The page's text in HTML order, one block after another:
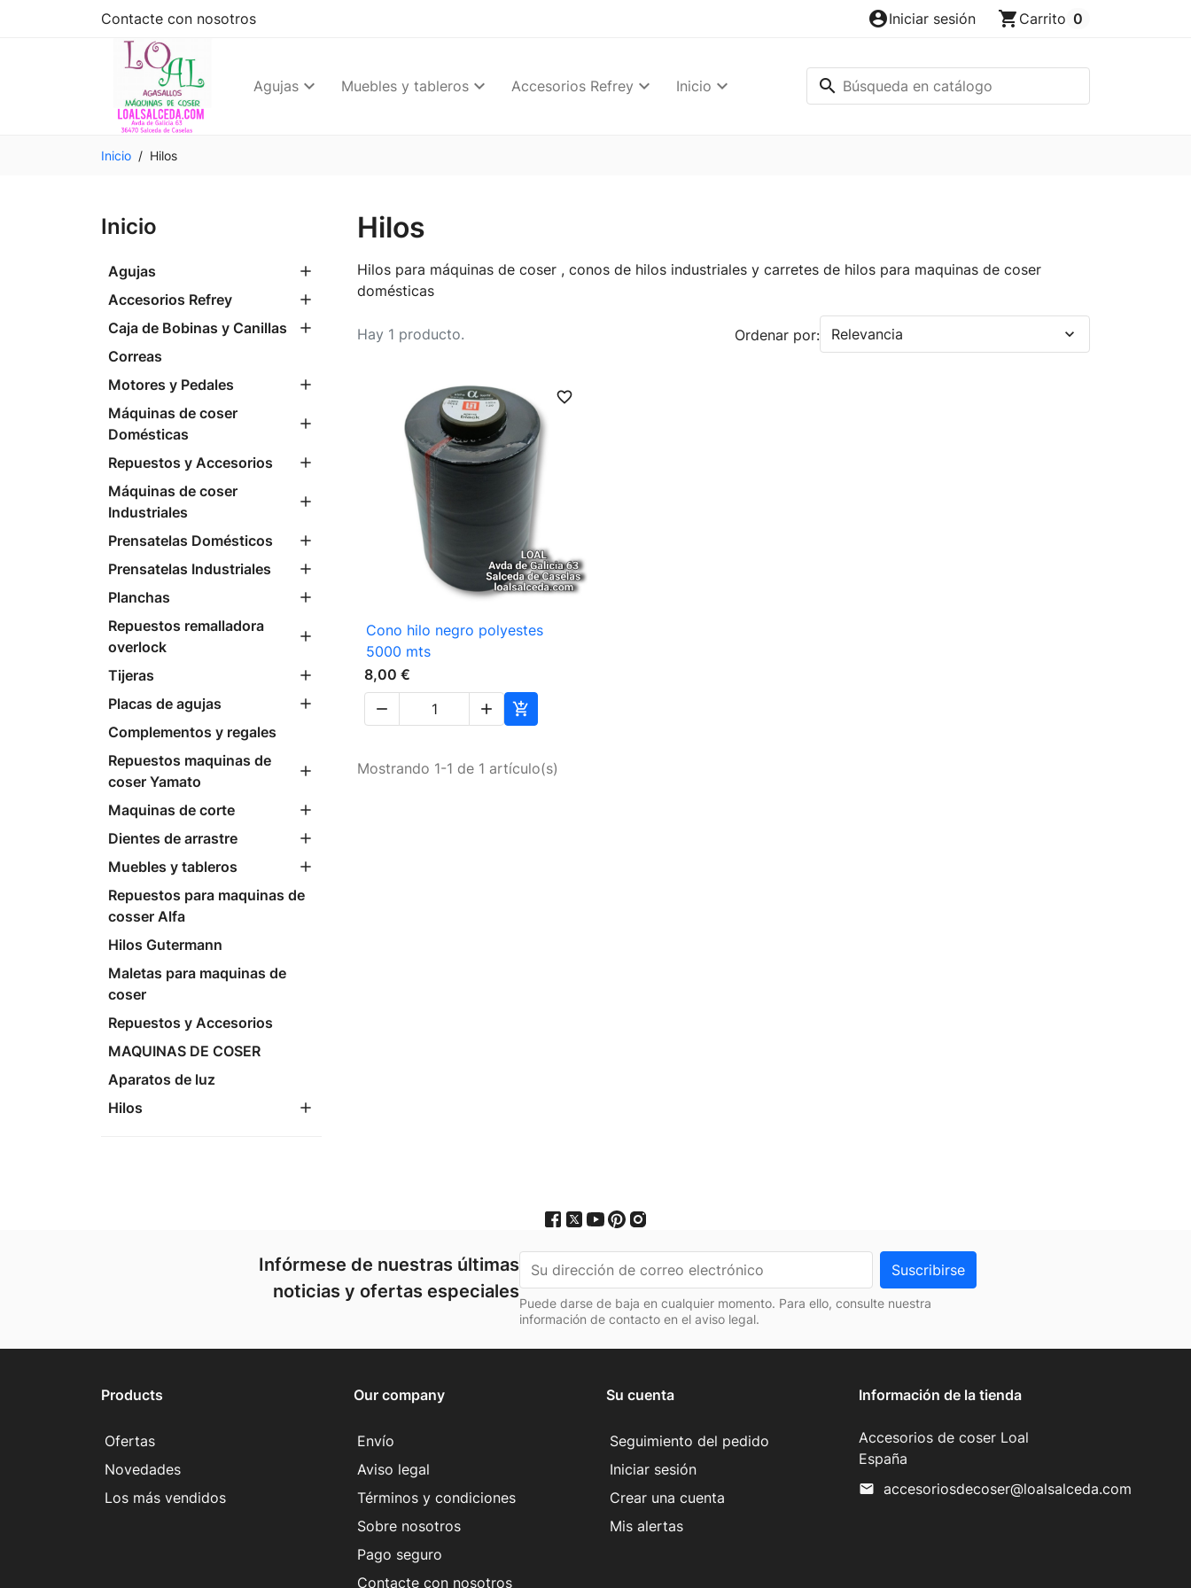
Contacte con nosotros account_circleIniciar sesión shopping_cart Carrito 0
Agujas Muebles y tableros Accesorios Refrey Inicio search
Inicio Hilos
Inicio
Agujas
Accesorios Refrey
Caja de Bobinas y Canillas
Correas
Motores y Pedales
Máquinas de coser
Domésticas
Repuestos y Accesorios
Máquinas de coser
Industriales
Prensatelas Domésticos
Prensatelas Industriales
Planchas
Repuestos remalladora
overlock
Tijeras
Placas de agujas
Complementos y regales
Repuestos maquinas de
coser Yamato
Maquinas de corte
Dientes de arrastre
Muebles y tableros
Repuestos para maquinas de
cosser Alfa
Hilos Gutermann
Maletas para maquinas de
coser
Repuestos y Accesorios
MAQUINAS DE COSER
Aparatos de luz
Hilos
Hilos
Hilos para máquinas de coser , conos de hilos industriales y carretes de hilos para maquinas de coser
domésticas
Hay 1 producto. Ordenar por: Relevancia expand_more
Vista rápida
favorite_border
Cono hilo negro polyestes
5000 mts
8,00 €

 
Mostrando 1-1 de 1 artículo(s)
Infórmese de nuestras últimas
noticias y ofertas especiales
Puede darse de baja en cualquier momento. Para ello, consulte nuestra
información de contacto en el aviso legal.
Products
Ofertas
Novedades
Los más vendidos
Our company
Envío
Aviso legal
Términos y condiciones
Sobre nosotros
Pago seguro
Contacte con nosotros
Su cuenta
Seguimiento del pedido
Iniciar sesión
Crear una cuenta
Mis alertas
Información de la tienda
Accesorios de coser Loal
España
mail accesoriosdecoser@loalsalceda.com